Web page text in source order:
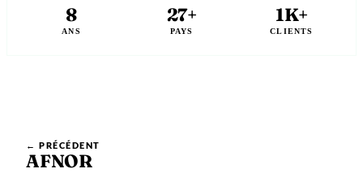
8
ANS
27+
PAYS
1K+
CLIENTS
← PRÉCÉDENT
AFNOR